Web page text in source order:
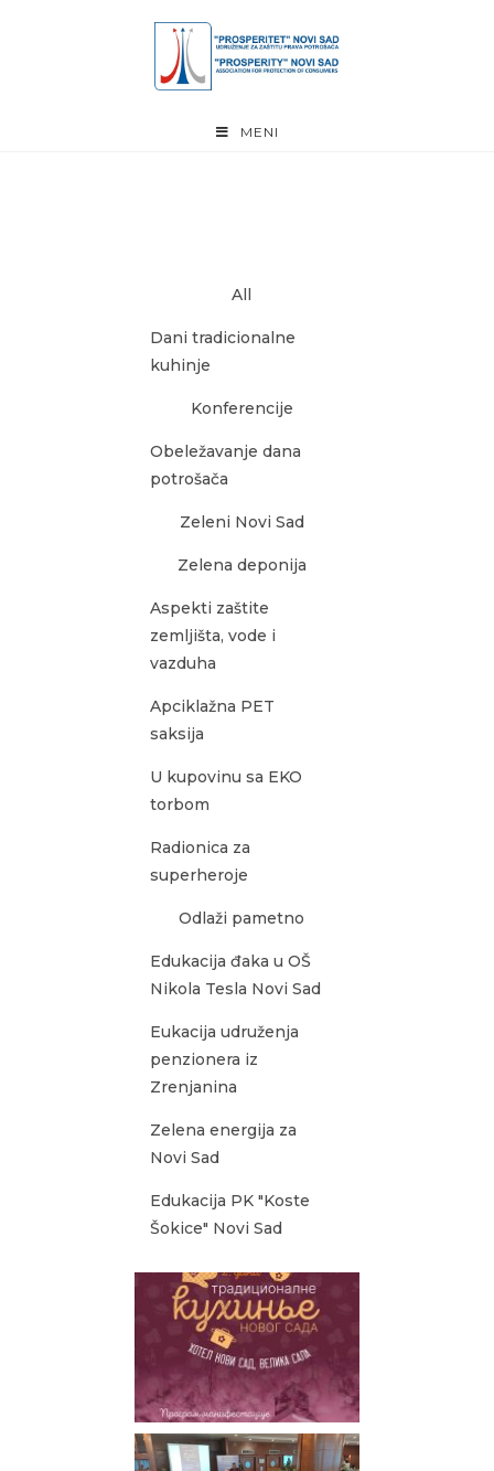
MENI
All
Dani tradicionalne
kuhinje
Konferencije
Obeležavanje dana
potrošača
Zeleni Novi Sad
Zelena deponija
Aspekti zaštite
zemljišta, vode i
vazduha
Apciklažna PET
saksija
U kupovinu sa EKO
torbom
Radionica za
superheroje
Odlaži pametno
Edukacija đaka u OŠ
Nikola Tesla Novi Sad
Eukacija udruženja
penzionera iz
Zrenjanina
Zelena energija za
Novi Sad
Edukacija PK "Koste
Šokice" Novi Sad